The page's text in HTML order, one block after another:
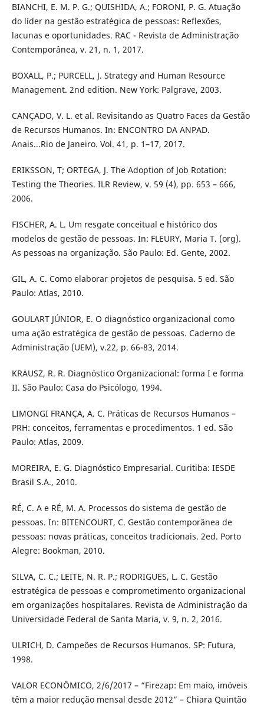
BIANCHI, E. M. P. G.; QUISHIDA, A.; FORONI, P. G. Atuação
do líder na gestão estratégica de pessoas: Reflexões,
lacunas e oportunidades. RAC - Revista de Administração
Contemporânea, v. 21, n. 1, 2017.
BOXALL, P.; PURCELL, J. Strategy and Human Resource
Management. 2nd edition. New York: Palgrave, 2003.
CANÇADO, V. L. et al. Revisitando as Quatro Faces da Gestão
de Recursos Humanos. In: ENCONTRO DA ANPAD.
Anais...Rio de Janeiro. Vol. 41, p. 1–17, 2017.
ERIKSSON, T; ORTEGA, J. The Adoption of Job Rotation:
Testing the Theories. ILR Review, v. 59 (4), pp. 653 – 666,
2006.
FISCHER, A. L. Um resgate conceitual e histórico dos
modelos de gestão de pessoas. In: FLEURY, Maria T. (org).
As pessoas na organização. São Paulo: Ed. Gente, 2002.
GIL, A. C. Como elaborar projetos de pesquisa. 5 ed. São
Paulo: Atlas, 2010.
GOULART JÚNIOR, E. O diagnóstico organizacional como
uma ação estratégica de gestão de pessoas. Caderno de
Administração (UEM), v.22, p. 66-83, 2014.
KRAUSZ, R. R. Diagnóstico Organizacional: forma I e forma
II. São Paulo: Casa do Psicólogo, 1994.
LIMONGI FRANÇA, A. C. Práticas de Recursos Humanos –
PRH: conceitos, ferramentas e procedimentos. 1 ed. São
Paulo: Atlas, 2009.
MOREIRA, E. G. Diagnóstico Empresarial. Curitiba: IESDE
Brasil S.A., 2010.
RÉ, C. A e RÉ, M. A. Processos do sistema de gestão de
pessoas. In: BITENCOURT, C. Gestão contemporânea de
pessoas: novas práticas, conceitos tradicionais. 2ed. Porto
Alegre: Bookman, 2010.
SILVA, C. C.; LEITE, N. R. P.; RODRIGUES, L. C. Gestão
estratégica de pessoas e comprometimento organizacional
em organizações hospitalares. Revista de Administração da
Universidade Federal de Santa Maria, v. 9, n. 2, 2016.
ULRICH, D. Campeões de Recursos Humanos. SP: Futura,
1998.
VALOR ECONÔMICO, 2/6/2017 – “Firezap: Em maio, imóveis
têm a maior redução mensal desde 2012” – Chiara Quintão